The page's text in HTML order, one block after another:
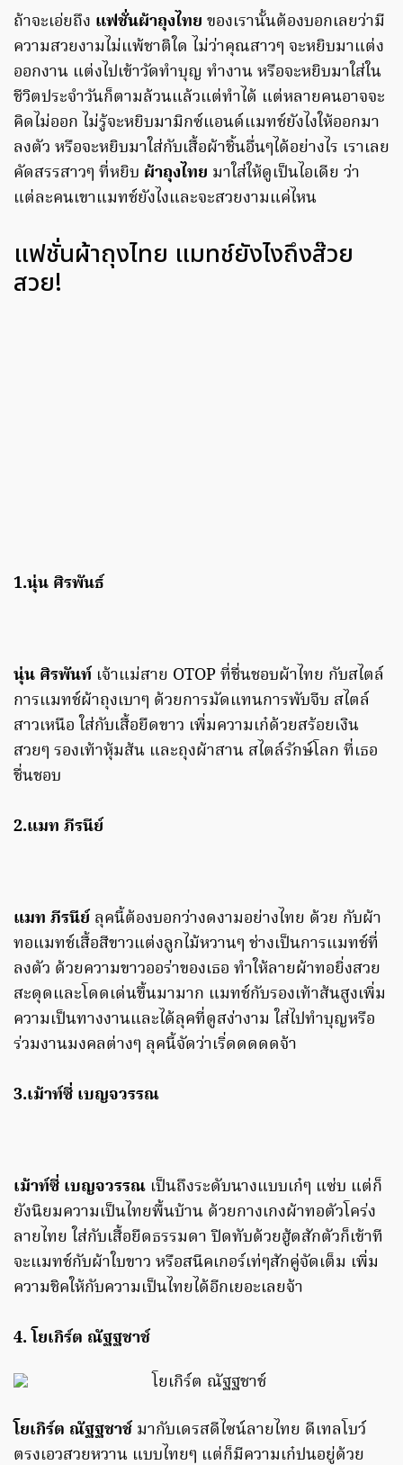
ถ้าจะเอ่ยถึง แฟชั่นผ้าถุงไทย ของเรานั้นต้องบอกเลยว่ามี
ความสวยงามไม่แพ้ชาติใด ไม่ว่าคุณสาวๆ จะหยิบมาแต่ง
ออกงาน แต่งไปเข้าวัดทำบุญ ทำงาน หรือจะหยิบมาใส่ใน
ชีวิตประจำวันก็ตามล้วนแล้วแต่ทำได้ แต่หลายคนอาจจะ
คิดไม่ออก ไม่รู้จะหยิบมามิกซ์แอนด์แมทช์ยังไงให้ออกมา
ลงตัว หรือจะหยิบมาใส่กับเสื้อผ้าชิ้นอื่นๆได้อย่างไร เราเลย
คัดสรรสาวๆ ที่หยิบ ผ้าถุงไทย มาใส่ให้ดูเป็นไอเดีย ว่า
แต่ละคนเขาแมทช์ยังไงและจะสวยงามแค่ไหน
แฟชั่นผ้าถุงไทย แมทช์ยังไงถึงส๊วย
สวย!
1.นุ่น ศิรพันธ์
นุ่น ศิรพันท์ เจ้าแม่สาย OTOP ที่ชื่นชอบผ้าไทย กับสไตล์
การแมทช์ผ้าถุงเบาๆ ด้วยการมัดแทนการพับจีบ สไตล์
สาวเหนือ ใส่กับเสื้อยืดขาว เพิ่มความเก๋ด้วยสร้อยเงิน
สวยๆ รองเท้าหุ้มส้น และถุงผ้าสาน สไตล์รักษ์โลก ที่เธอ
ชื่นชอบ
2.แมท ภีรนีย์
แมท ภีรนีย์ ลุคนี้ต้องบอกว่างดงามอย่างไทย ด้วย กับผ้า
ทอแมทช์เสื้อสีขาวแต่งลูกไม้หวานๆ ช่างเป็นการแมทช์ที่
ลงตัว ด้วยความขาวออร่าของเธอ ทำให้ลายผ้าทอยิ่งสวย
สะดุดและโดดเด่นขึ้นมามาก แมทช์กับรองเท้าส้นสูงเพิ่ม
ความเป็นทางงานและได้ลุคที่ดูสง่างาม ใส่ไปทำบุญหรือ
ร่วมงานมงคลต่างๆ ลุคนี้จัดว่าเริ่ดดดดดจ้า
3.เม้าท์ซี่ เบญจวรรณ
เม้าท์ซี่ เบญจวรรณ เป็นถึงระดับนางแบบเก๋ๆ แซ่บ แต่ก็
ยังนิยมความเป็นไทยพื้นบ้าน ด้วยกางเกงผ้าทอตัวโคร่ง
ลายไทย ใส่กับเสื้อยืดธรรมดา ปิดทับด้วยฮู้ดสักตัวก็เข้าที
จะแมทช์กับผ้าใบขาว หรือสนีคเกอร์เท่ๆสักคู่จัดเต็ม เพิ่ม
ความชิคให้กับความเป็นไทยได้อีกเยอะเลยจ้า
4. โยเกิร์ต ณัฐฐชาช์
โยเกิร์ต ณัฐฐชาช์ มากับเดรสดีไซน์ลายไทย ดีเทลโบว์
ตรงเอวสวยหวาน แบบไทยๆ แต่ก็มีความเก๋ปนอยู่ด้วย